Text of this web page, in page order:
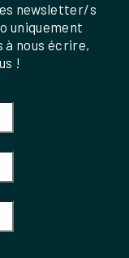
newsletter/s
uniquement
à nous écrire,
!